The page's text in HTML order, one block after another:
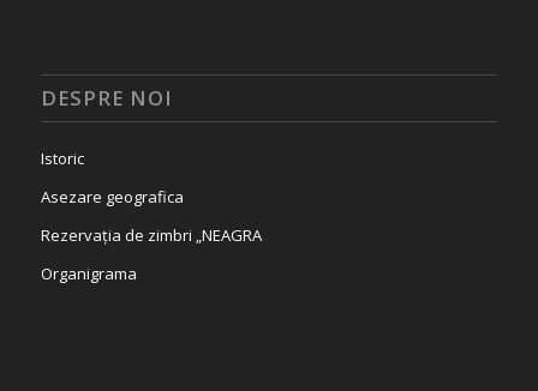
DESPRE NOI
Istoric
Asezare geografica
Rezervația de zimbri „NEAGRA
Organigrama